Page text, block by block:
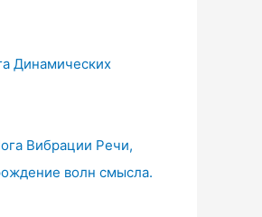
Динамических
Вибрации Речи,
волн смысла.